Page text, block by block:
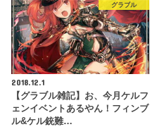
グラブル
2018.12.1
【グラブル雑記】お、今月ケルフ
ェンイベントあるやん！フィンブ
ル&ケル銃難…